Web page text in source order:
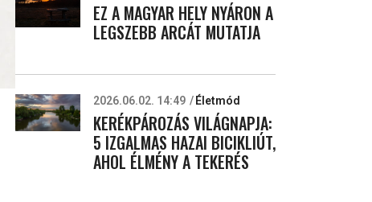
EZ A MAGYAR HELY NYÁRON A
LEGSZEBB ARCÁT MUTATJA
2026.06.02. 14:49 Életmód
KERÉKPÁROZÁS VILÁGNAPJA:
5 IZGALMAS HAZAI BICIKLIÚT,
AHOL ÉLMÉNY A TEKERÉS